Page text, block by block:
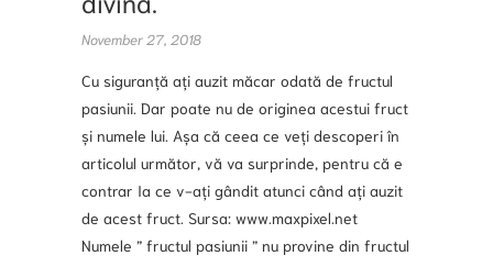
November 27, 2018
Cu siguranță ați auzit măcar odată de fructul
pasiunii. Dar poate nu de originea acestui fruct
și numele lui. Așa că ceea ce veți descoperi în
articolul următor, vă va surprinde, pentru că e
contrar Ia ce v-ați gândit atunci când ați auzit
de acest fruct. Sursa: www.maxpixel.net
Numele ” fructul pasiunii ” nu provine din fructul